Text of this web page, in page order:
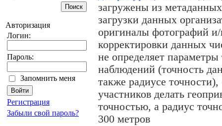
Авторизация
Логин:
Пароль:
Запомнить меня
Регистрация
Забыли свой пароль?
загружены из
загрузки данных
оригиналы фотографий
корректировки данных
не определяет параметры
наблюдений (точность
также радиусе
участников делать
точностью, а радиус
300 метров